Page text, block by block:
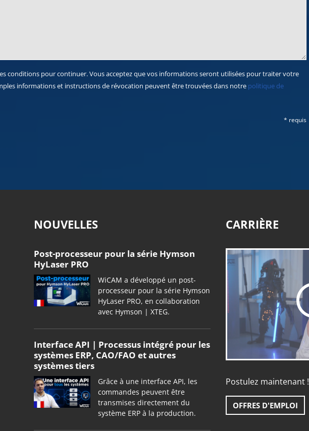
conditions pour continuer. Vous acceptez que vos informations seront utilisées pour traiter votre
informations et instructions de révocation peuvent être trouvées dans notre politique de
* requis
NOUVELLES
Post-processeur pour la série Hymson
HyLaser PRO
WiCAM a développé un post-
processeur pour la série Hymson
HyLaser PRO, en collaboration
avec Hymson | XTEG.
Interface API | Processus intégré pour les
systèmes ERP, CAO/FAO et autres
systèmes tiers
Grâce à une interface API, les
commandes peuvent être
transmises directement du
système ERP à la production.
CARRIÈRE
Postulez maintenant !
OFFRES D'EMPLOI